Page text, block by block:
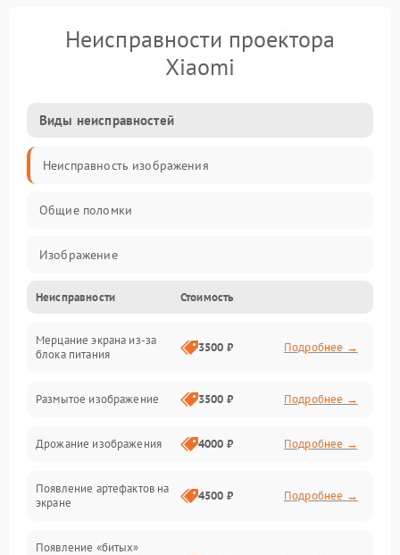
Неисправности проектора
Xiaomi
Виды неисправностей
Неисправность изображения
Общие поломки
Изображение
Лампа подсветки
Неисправность управления и интерфейсов
Неисправности Стоимость
Мерцание экрана из-за
блока питания
3500 ₽ Подробнее →
Размытое изображение 3500 ₽ Подробнее →
Дрожание изображения 4000 ₽ Подробнее →
Появление артефактов на
экране
4500 ₽ Подробнее →
Появление «битых»